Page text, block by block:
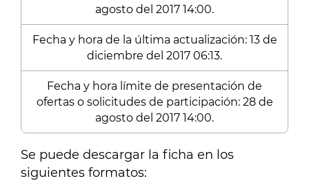
agosto del 2017 14:00.
Fecha y hora de la última actualización: 13 de
diciembre del 2017 06:13.
Fecha y hora límite de presentación de
ofertas o solicitudes de participación: 28 de
agosto del 2017 14:00.
Se puede descargar la ficha en los
siguientes formatos: